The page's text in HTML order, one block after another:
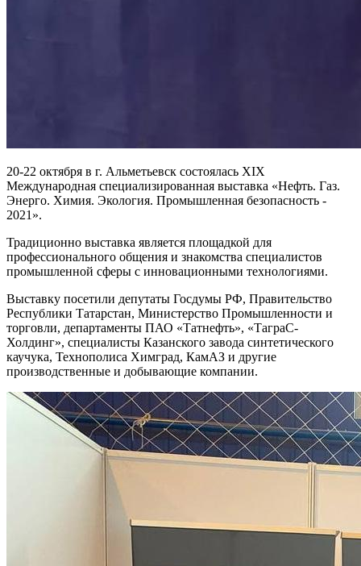
20-22 октября в г. Альметьевск состоялась XIX
Международная специализированная выставка «Нефть. Газ.
Энерго. Химия. Экология. Промышленная безопасность -
2021».
Традиционно выставка является площадкой для
профессионального общения и знакомства специалистов
промышленной сферы с инновационными технологиями.
Выставку посетили депутаты Госдумы РФ, Правительство
Республики Татарстан, Министерство Промышленности и
торговли, департаменты ПАО «Татнефть», «ТаграС-
Холдинг», специалисты Казанского завода синтетического
каучука, Технополиса Химград, КамАЗ и другие
производственные и добывающие компании.